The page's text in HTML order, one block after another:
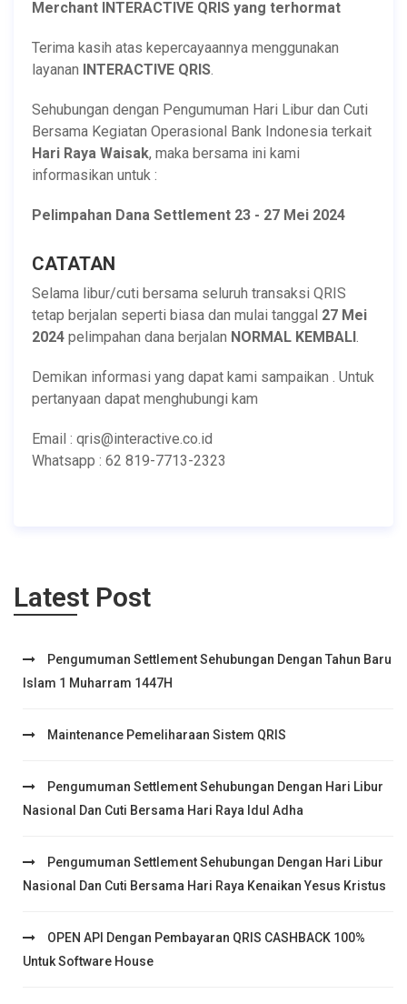
Merchant INTERACTIVE QRIS yang terhormat
Terima kasih atas kepercayaannya menggunakan
layanan
INTERACTIVE QRIS.
Sehubungan dengan Pengumuman Hari Libur dan Cuti
Bersama Kegiatan Operasional Bank Indonesia terkait
Hari Raya Waisak, maka bersama ini kami
informasikan untuk :
Pelimpahan Dana Settlement 23 - 27 Mei 2024
CATATAN
Selama libur/cuti bersama seluruh transaksi QRIS
tetap berjalan seperti biasa dan mulai tanggal 27 Mei
2024 pelimpahan dana berjalan NORMAL KEMBALI .
Demikan informasi yang dapat kami sampaikan . Untuk
pertanyaan dapat menghubungi kam
Email : qris@interactive.co.id
Whatsapp : 62 819-7713-2323
Latest Post
Pengumuman Settlement Sehubungan Dengan Tahun Baru
Islam 1 Muharram 1447H
Maintenance Pemeliharaan Sistem QRIS
Pengumuman Settlement Sehubungan Dengan Hari Libur
Nasional Dan Cuti Bersama Hari Raya Idul Adha
Pengumuman Settlement Sehubungan Dengan Hari Libur
Nasional Dan Cuti Bersama Hari Raya Kenaikan Yesus Kristus
OPEN API Dengan Pembayaran QRIS CASHBACK 100%
Untuk Software House